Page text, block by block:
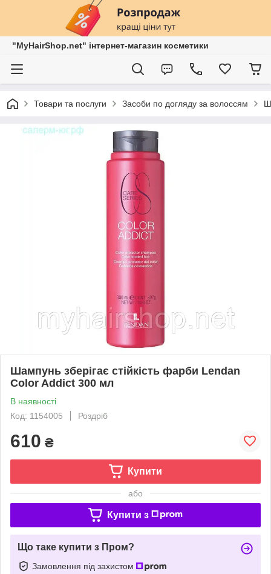
"MyHairShop.net" інтернет-магазин косметики
Товари та послуги Засоби по догляду за волоссям
Шампунь зберігає стійкість фарби Lendan
Color Addict 300 мл
В наявності
Код: 1154005
Роздріб
610 ₴
Купити
або
Купити з
Що таке купити з Пром?
Замовлення під захистом